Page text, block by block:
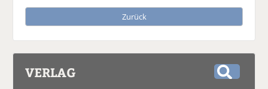
Zurück
VERLAG